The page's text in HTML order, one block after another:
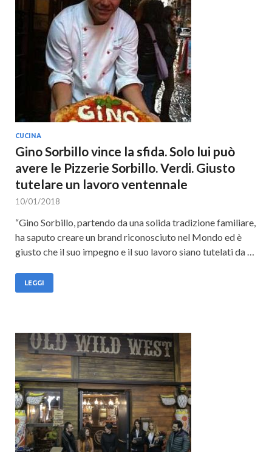
CUCINA
Gino Sorbillo vince la sfida. Solo lui può
avere le Pizzerie Sorbillo. Verdi. Giusto
tutelare un lavoro ventennale
10/01/2018
“Gino Sorbillo, partendo da una solida tradizione familiare,
ha saputo creare un brand riconosciuto nel Mondo ed è
giusto che il suo impegno e il suo lavoro siano tutelati da …
LEGGI